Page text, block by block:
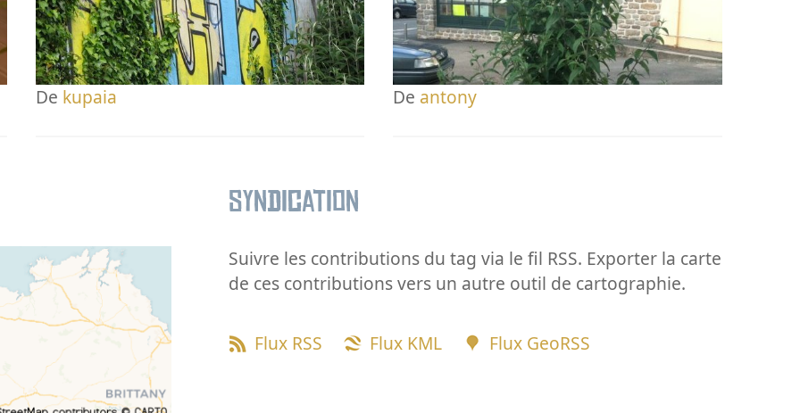
De kupaia De antony
Syndication
Suivre les contributions du tag via le fil RSS. Exporter la carte
de ces contributions vers un autre outil de cartographie.
Flux RSS Flux KML Flux GeoRSS